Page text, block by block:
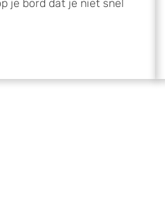
je bord dat je niet snel